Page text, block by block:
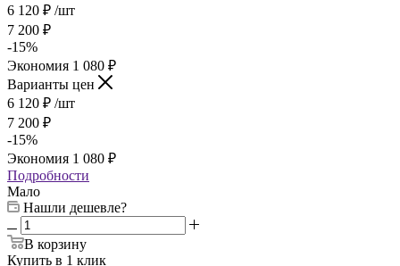
6 120 ₽ /шт
7 200 ₽
-15%
Экономия 1 080 ₽
Варианты цен
6 120 ₽ /шт
7 200 ₽
-15%
Экономия 1 080 ₽
Подробности
Мало
Нашли дешевле?
В корзину
Купить в 1 клик